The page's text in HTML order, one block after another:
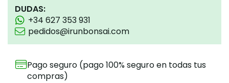
DUDAS:
+34 627 353 931
pedidos@irunbonsai.com
Pago seguro (pago 100% seguro en todas tus
compras)